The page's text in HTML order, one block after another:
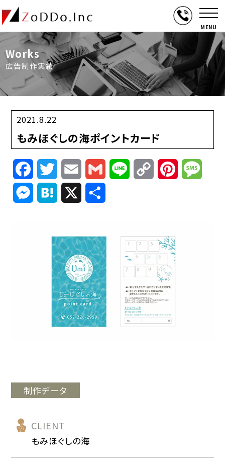
MENU
Works
広告制作実績
2021.8.22
もみほぐしの海ポイントカード
FacebookTwitterEmail Gmail Line
Copy
Link
Pinterest
Messenger
Hatena
制作データ
CLIENT
もみほぐしの海